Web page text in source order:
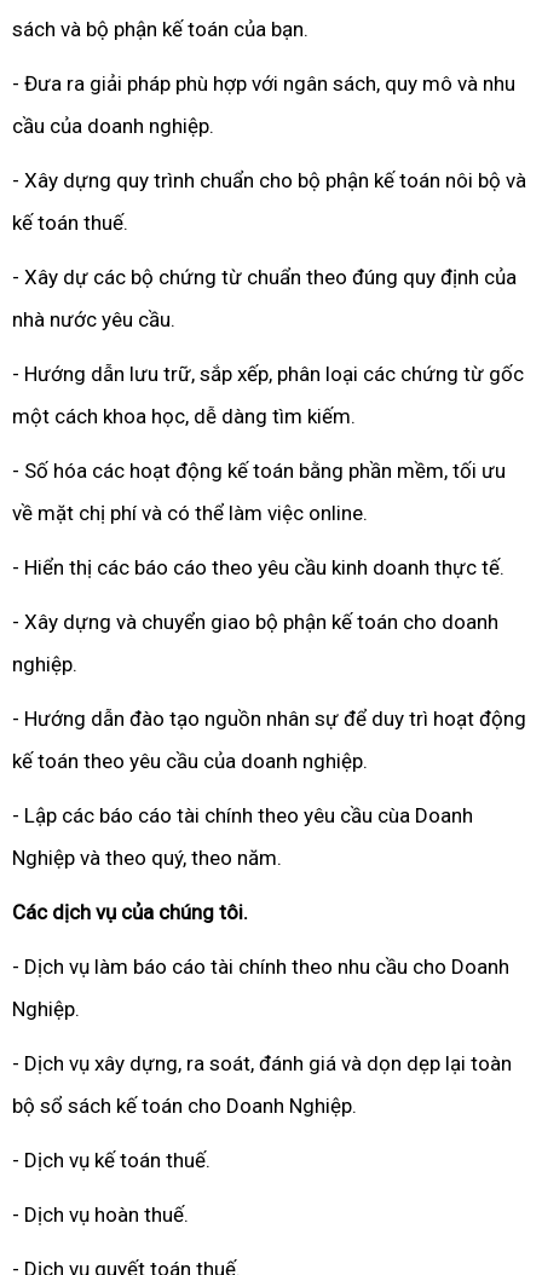
sách và bộ phận kế toán của bạn.
- Đưa ra giải pháp phù hợp với ngân sách, quy mô và nhu
cầu của doanh nghiệp.
- Xây dựng quy trình chuẩn cho bộ phận kế toán nôi bộ và
kế toán thuế.
- Xây dự các bộ chứng từ chuẩn theo đúng quy định của
nhà nước yêu cầu.
- Hướng dẫn lưu trữ, sắp xếp, phân loại các chứng từ gốc
một cách khoa học, dễ dàng tìm kiếm.
- Số hóa các hoạt động kế toán bằng phần mềm, tối ưu
về mặt chị phí và có thể làm việc online.
- Hiển thị các báo cáo theo yêu cầu kinh doanh thực tế.
- Xây dựng và chuyển giao bộ phận kế toán cho doanh
nghiệp.
- Hướng dẫn đào tạo nguồn nhân sự để duy trì hoạt động
kế toán theo yêu cầu của doanh nghiệp.
- Lập các báo cáo tài chính theo yêu cầu cùa Doanh
Nghiệp và theo quý, theo năm.
Các dịch vụ của chúng tôi.
- Dịch vụ làm báo cáo tài chính theo nhu cầu cho Doanh
Nghiệp.
- Dịch vụ xây dựng, ra soát, đánh giá và dọn dẹp lại toàn
bộ sổ sách kế toán cho Doanh Nghiệp.
- Dịch vụ kế toán thuế.
- Dịch vụ hoàn thuế.
- Dịch vụ quyết toán thuế.